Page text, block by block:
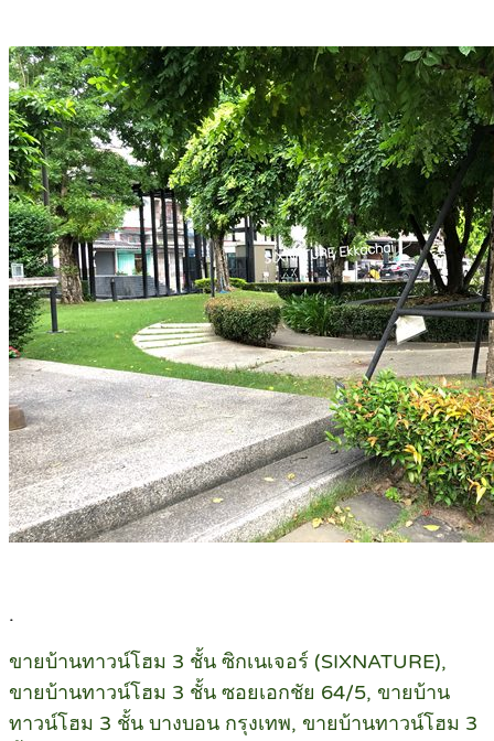
.
ขายบ้านทาวน์โฮม 3 ชั้น ซิกเนเจอร์ (SIXNATURE),
ขายบ้านทาวน์โฮม 3 ชั้น ซอยเอกชัย 64/5, ขายบ้าน
ทาวน์โฮม 3 ชั้น บางบอน กรุงเทพ, ขายบ้านทาวน์โฮม 3